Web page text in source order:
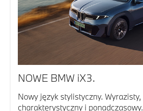
NOWE BMW iX3.
Nowy język stylistyczny. Wyrazisty,
charakterystyczny i ponadczasowy.